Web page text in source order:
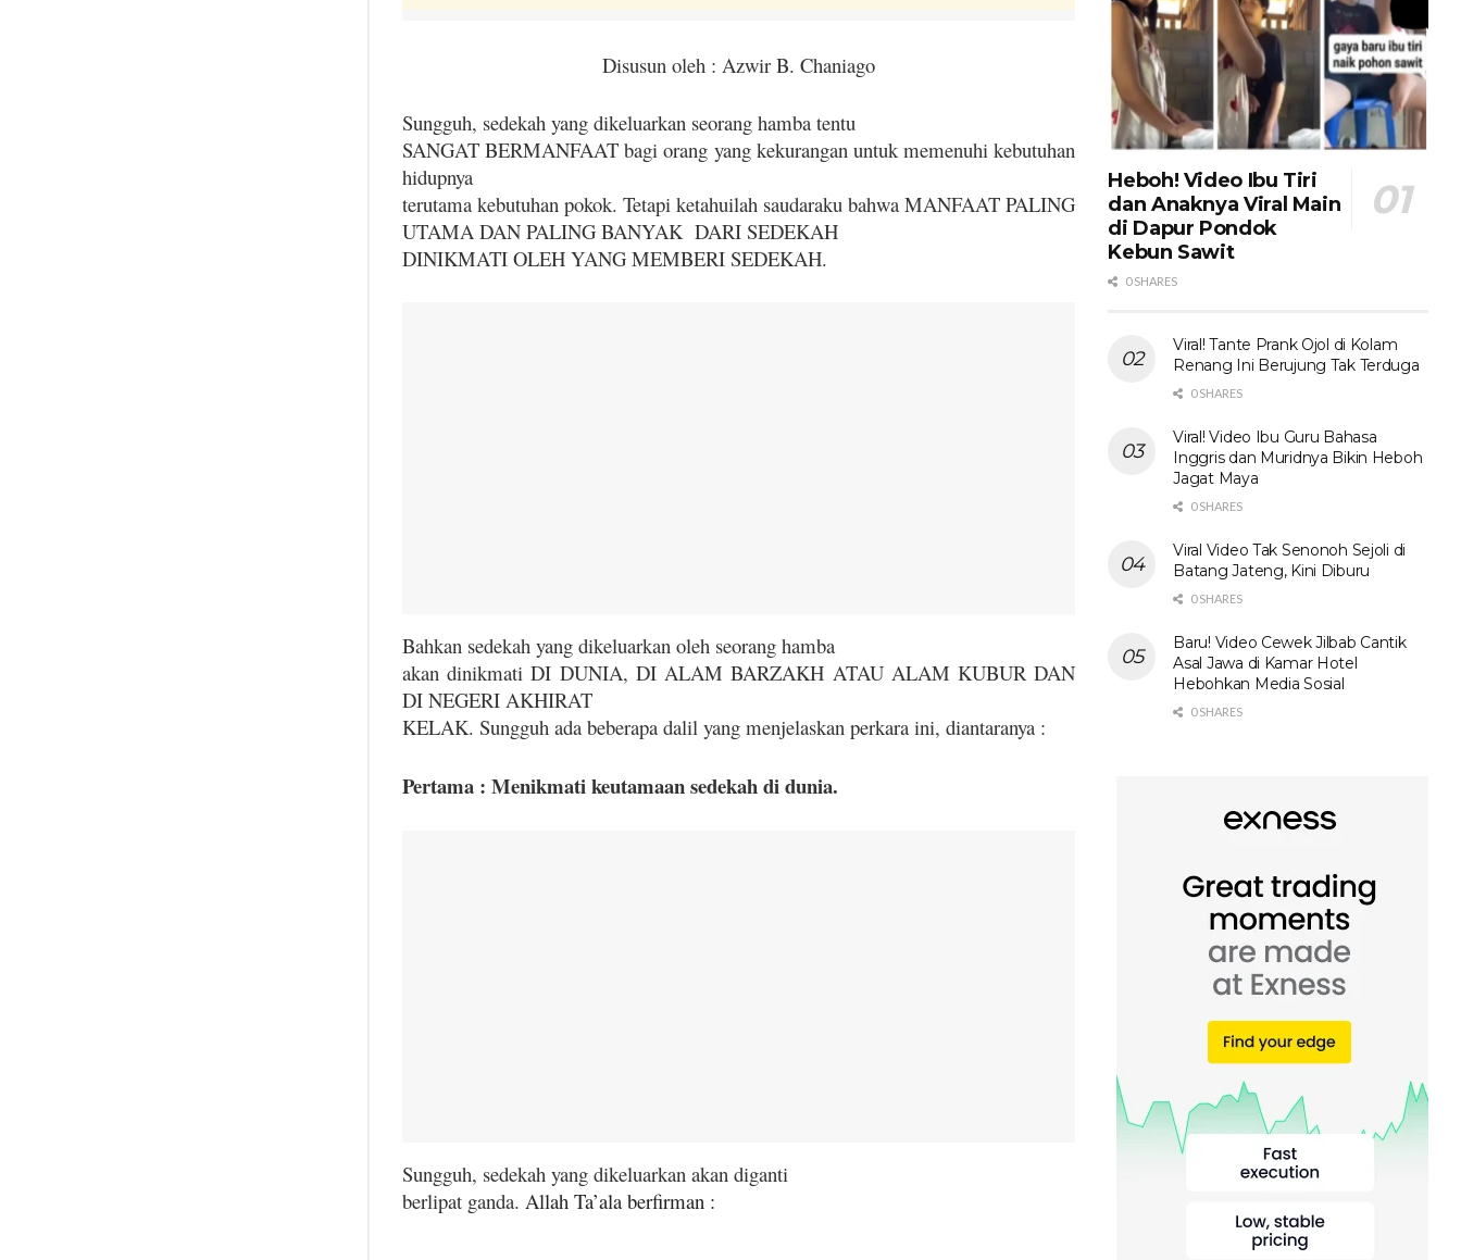
Disusun oleh : Azwir B. Chaniago
Sungguh, sedekah yang dikeluarkan seorang hamba tentu
SANGAT BERMANFAAT bagi orang yang kekurangan untuk memenuhi kebutuhan
hidupnya
terutama kebutuhan pokok. Tetapi ketahuilah saudaraku bahwa MANFAAT PALING
UTAMA DAN PALING BANYAK DARI SEDEKAH
DINIKMATI OLEH YANG MEMBERI SEDEKAH.
Bahkan sedekah yang dikeluarkan oleh seorang hamba
akan dinikmati DI DUNIA, DI ALAM BARZAKH ATAU ALAM KUBUR DAN
DI NEGERI AKHIRAT
KELAK. Sungguh ada beberapa dalil yang menjelaskan perkara ini, diantaranya :
Pertama : Menikmati keutamaan sedekah di dunia.
Sungguh, sedekah yang dikeluarkan akan diganti
berlipat ganda. Allah Ta’ala berfirman :
Heboh! Video Ibu Tiri
dan Anaknya Viral Main
di Dapur Pondok
Kebun Sawit
0 SHARES
Viral! Tante Prank Ojol di Kolam
Renang Ini Berujung Tak Terduga
0 SHARES
Viral! Video Ibu Guru Bahasa
Inggris dan Muridnya Bikin Heboh
Jagat Maya
0 SHARES
Viral Video Tak Senonoh Sejoli di
Batang Jateng, Kini Diburu
0 SHARES
Baru! Video Cewek Jilbab Cantik
Asal Jawa di Kamar Hotel
Hebohkan Media Sosial
0 SHARES